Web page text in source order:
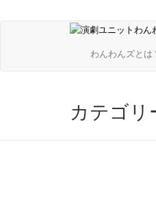
わんわんズとは
カテゴリ